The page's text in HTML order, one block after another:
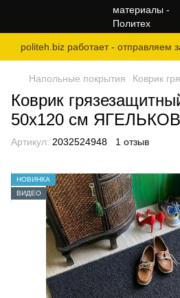
politeh.biz работает - отправляем
Напольные покрытия Коврик
Коврик
50х120 см ЯГЕЛЬКОВ
Артикул: 2032524948 1 отзыв
НОВИНКА
ВИДЕО